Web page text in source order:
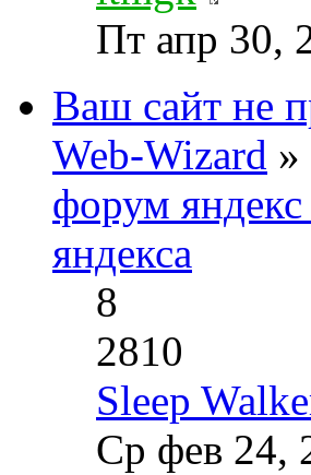
Пт апр 30,
Ваш сайт не
Web-Wizard »
форум
яндекса
8
2810
Sleep
Ср фев 24,